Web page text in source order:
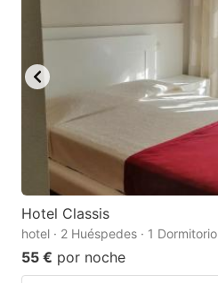
Hotel Classis
hotel · 2 Huéspedes · 1 Dormitorio
55 € por noche